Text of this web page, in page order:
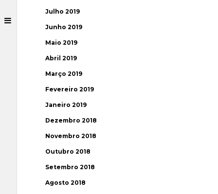
Julho 2019
Junho 2019
Maio 2019
Abril 2019
Março 2019
Fevereiro 2019
Janeiro 2019
Dezembro 2018
Novembro 2018
Outubro 2018
Setembro 2018
Agosto 2018